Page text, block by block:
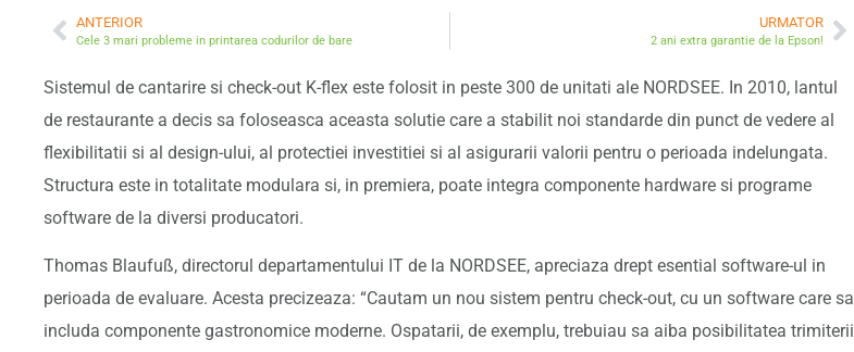
ANTERIOR
Cele 3 mari probleme in printarea codurilor de bare
URMATOR
2 ani extra garantie de la Epson!
Sistemul de cantarire si check-out K-flex este folosit in peste 300 de unitati ale NORDSEE. In 2010, lantul
de restaurante a decis sa foloseasca aceasta solutie care a stabilit noi standarde din punct de vedere al
flexibilitatii si al design-ului, al protectiei investitiei si al asigurarii valorii pentru o perioada indelungata.
Structura este in totalitate modulara si, in premiera, poate integra componente hardware si programe
software de la diversi producatori.
Thomas Blaufuß, directorul departamentului IT de la NORDSEE, apreciaza drept esential software-ul in
perioada de evaluare. Acesta precizeaza: “Cautam un nou sistem pentru check-out, cu un software care sa
includa componente gastronomice moderne. Ospatarii, de exemplu, trebuiau sa aiba posibilitatea trimiterii